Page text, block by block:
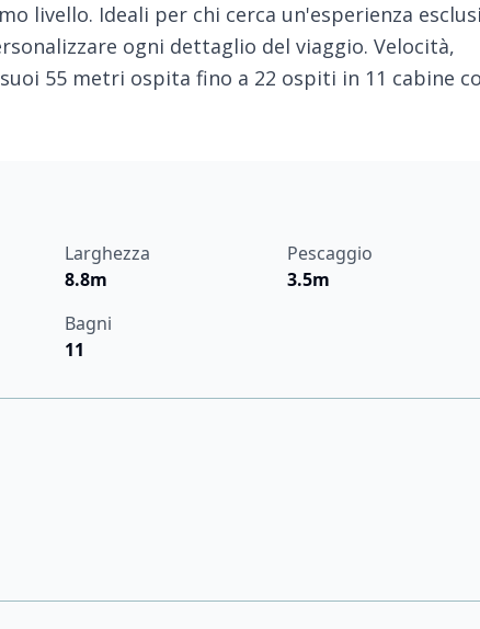
livello. Ideali per chi cerca un'esperienza
ogni dettaglio del viaggio. Velocità,
55 metri ospita fino a 22 ospiti in 11 cabine
Larghezza
8.8m
Pescaggio
3.5m
Bagni
11